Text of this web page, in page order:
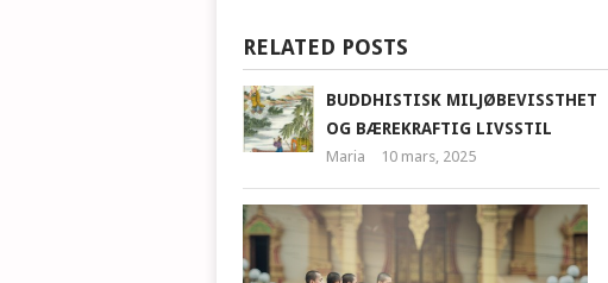
RELATED POSTS
BUDDHISTISK MILJØBEVISSTHET
OG BÆREKRAFTIG LIVSSTIL
Maria 10 mars, 2025